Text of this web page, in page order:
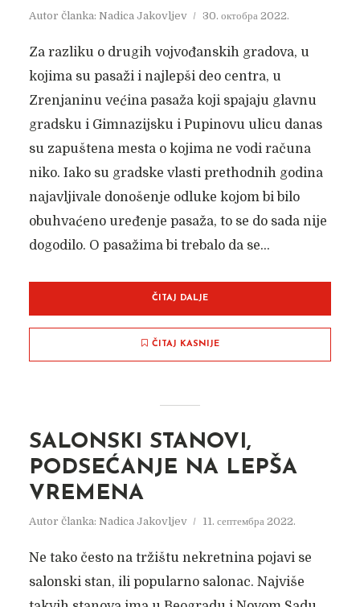
Autor članka: Nadica Jakovljev 30. октобра 2022.
Za razliku o drugih vojvođanskih gradova, u
kojima su pasaži i najlepši deo centra, u
Zrenjaninu većina pasaža koji spajaju glavnu
gradsku i Gimnazijsku i Pupinovu ulicu danas
su zapuštena mesta o kojima ne vodi računa
niko. Iako su gradske vlasti prethodnih godina
najavljivale donošenje odluke kojom bi bilo
obuhvaćeno uređenje pasaža, to se do sada nije
dogodilo. O pasažima bi trebalo da se...
ČITAJ DALJE
ČITAJ KASNIJE
SALONSKI STANOVI,
PODSEĆANJE NA LEPŠA
VREMENA
Autor članka: Nadica Jakovljev 11. септембра 2022.
Ne tako često na tržištu nekretnina pojavi se
salonski stan, ili popularno salonac. Najviše